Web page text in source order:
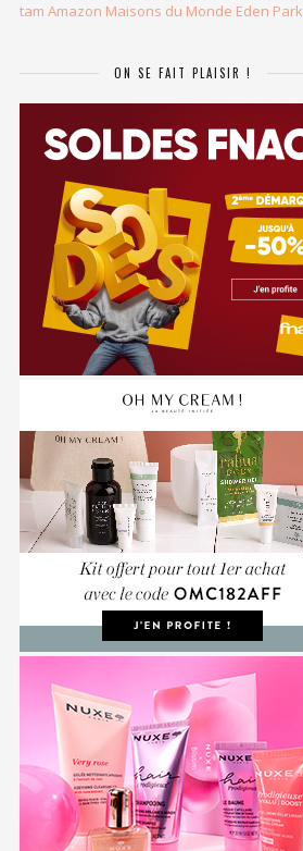
tam Amazon Maisons du Monde Eden Park
ON SE FAIT PLAISIR !